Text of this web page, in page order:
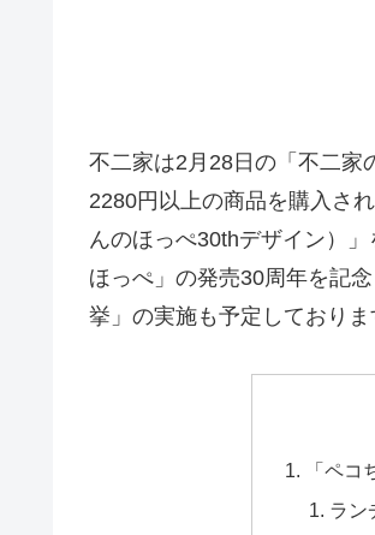
不二家は2月28日の「不二家
2280円以上の商品を購入さ
んのほっぺ30thデザイン）
ほっぺ」の発売30周年を記
挙」の実施も予定しておりま
「ペ
ラン